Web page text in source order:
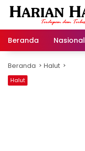
Langsung
Beranda
Nasional
Beranda Halut
Halut